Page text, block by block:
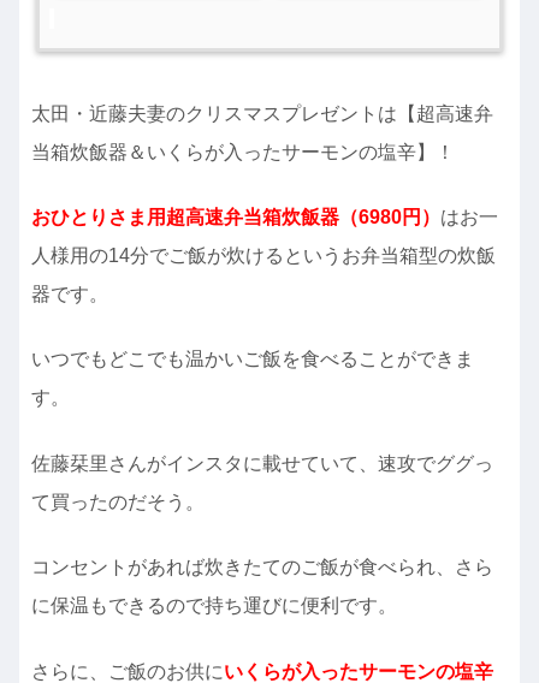
太田・近藤夫妻のクリスマスプレゼントは【超高速弁
当箱炊飯器＆いくらが入ったサーモンの塩辛】！
おひとりさま用超高速弁当箱炊飯器（6980円） はお一
人様用の14分でご飯が炊けるというお弁当箱型の炊飯
器です。
いつでもどこでも温かいご飯を食べることができま
す。
佐藤栞里さんがインスタに載せていて、速攻でググっ
て買ったのだそう。
コンセントがあれば炊きたてのご飯が食べられ、さら
に保温もできるので持ち運びに便利です。
さらに、ご飯のお供にいくらが入ったサーモンの塩辛